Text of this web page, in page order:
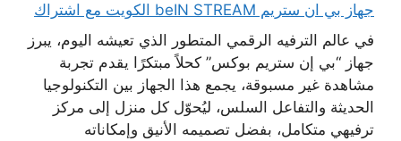
جهاز بي ان ستريم beIN STREAM الكويت مع اشتراك
في عالم الترفيه الرقمي المتطور الذي تعيشه اليوم، يبرز
جهاز “بي إن ستريم بوكس” كحلاً مبتكرًا يقدم تجربة
مشاهدة غير مسبوقة، يجمع هذا الجهاز بين التكنولوجيا
الحديثة والتفاعل السلس، ليُحوّل كل منزل إلى مركز
ترفيهي متكامل، بفضل تصميمه الأنيق وإمكاناته